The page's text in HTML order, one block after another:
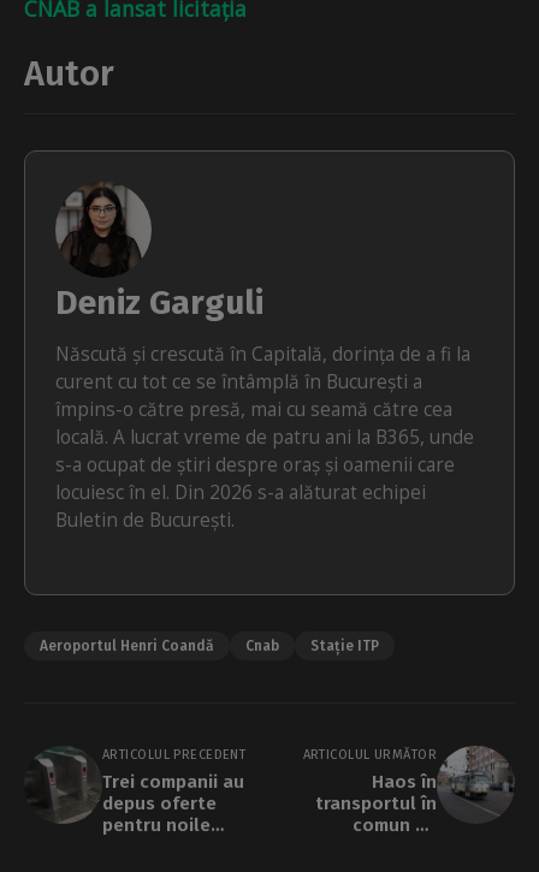
CNAB a lansat licitația
Autor
Deniz Garguli
Născută și crescută în Capitală, dorința de a fi la
curent cu tot ce se întâmplă în București a
împins-o către presă, mai cu seamă către cea
locală. A lucrat vreme de patru ani la B365, unde
s-a ocupat de știri despre oraș și oamenii care
locuiesc în el. Din 2026 s-a alăturat echipei
Buletin de București.
Aeroportul Henri Coandă Cnab Stație ITP
ARTICOLUL PRECEDENT
Trei companii au
depus oferte
pentru noile
ARTICOLUL URMĂTOR
Haos în
transportul în
comun de